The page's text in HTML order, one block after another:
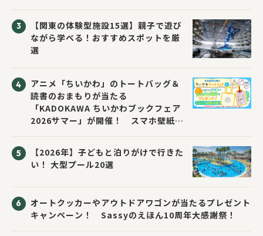
【関東の体験型施設15選】親子で遊び
ながら学べる！おすすめスポットを厳
選
アニメ「ちいかわ」のトートバッグ＆
読書のおまもりが当たる
「KADOKAWA ちいかわブックフェア
2026サマー」が開催！ スマホ壁紙は
【2026年】子どもと泊りがけで行きた
い！ 大型プール20選
オートクッカーやアウトドアワゴンが当たるプレゼント
キャンペーン！ Sassyのえほん10周年大感謝祭！